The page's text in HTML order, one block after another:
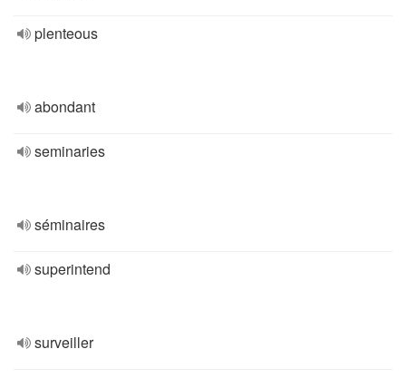
plenteous
abondant
seminaries
séminaires
superintend
surveiller